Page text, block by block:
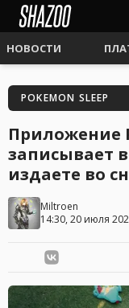
НОВОСТИ
POKEMON SLEEP
Приложение
записывает
издаете во
Miltroen
14:30, 20 июля